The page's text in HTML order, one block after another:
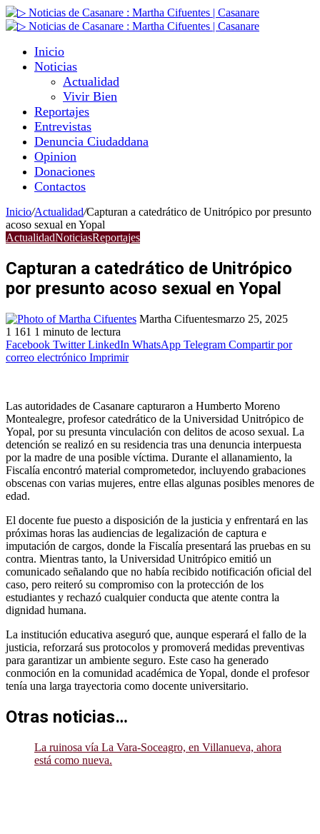
Inicio
Noticias
Actualidad
Vivir Bien
Reportajes
Entrevistas
Denuncia Ciudaddana
Opinion
Donaciones
Contactos
Inicio/Actualidad/Capturan a catedrático de Unitrópico por presunto
acoso sexual en Yopal
ActualidadNoticiasReportajes
Capturan a catedrático de Unitrópico
por presunto acoso sexual en Yopal
Martha Cifuentesmarzo 25, 2025
1 161 1 minuto de lectura
Facebook Twitter LinkedIn WhatsApp Telegram Compartir por
correo electrónico Imprimir
Las autoridades de Casanare capturaron a Humberto Moreno
Montealegre, profesor catedrático de la Universidad Unitrópico de
Yopal, por su presunta vinculación con delitos de acoso sexual. La
detención se realizó en su residencia tras una denuncia interpuesta
por la madre de una posible víctima. Durante el allanamiento, la
Fiscalía encontró material comprometedor, incluyendo grabaciones
obscenas con varias mujeres, entre ellas algunas posibles menores de
edad.
El docente fue puesto a disposición de la justicia y enfrentará en las
próximas horas las audiencias de legalización de captura e
imputación de cargos, donde la Fiscalía presentará las pruebas en su
contra. Mientras tanto, la Universidad Unitrópico emitió un
comunicado señalando que no había recibido notificación oficial del
caso, pero reiteró su compromiso con la protección de los
estudiantes y rechazó cualquier conducta que atente contra la
dignidad humana.
La institución educativa aseguró que, aunque esperará el fallo de la
justicia, reforzará sus protocolos y promoverá medidas preventivas
para garantizar un ambiente seguro. Este caso ha generado
conmoción en la comunidad académica de Yopal, donde el profesor
tenía una larga trayectoria como docente universitario.
Otras noticias…
La ruinosa vía La Vara-Soceagro, en Villanueva, ahora
está como nueva.